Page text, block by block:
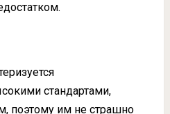
стандартами,
поэтому им не страшно